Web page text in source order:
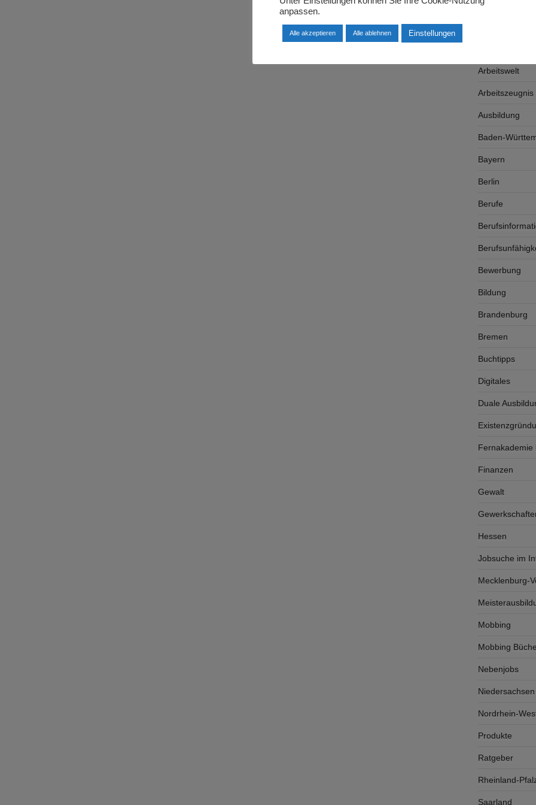
Arbeitgeber
Arbeitswelt
Arbeitszeugnis
Ausbildung
Baden-
Bayern
Berlin
Berufe
Bewerbung
Bildung
Brandenburg
Bremen
Buchtipps
Digitales
Duale
Fernakademie
Finanzen
Gewalt
Hessen
Jobsuche im
Mecklenburg-
Mobbing
Mobbing
Nebenjobs
Niedersachsen
Nordrhein-
Produkte
Ratgeber
Rheinland-
Saarland
anpassen.
Alle akzeptieren Alle ablehnen Einstellungen